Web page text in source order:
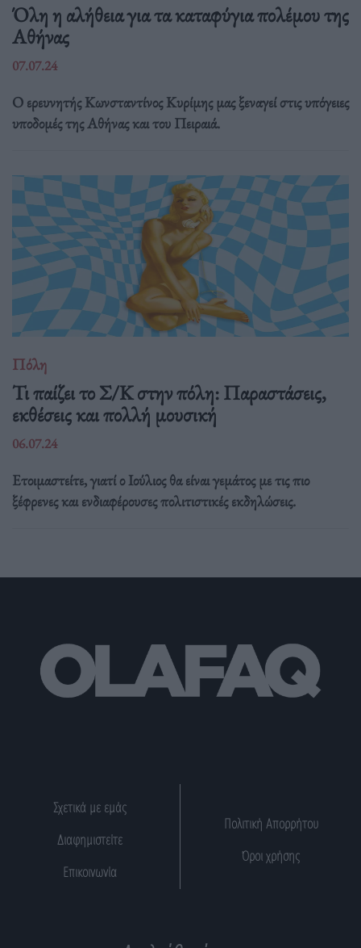
Όλη η αλήθεια για τα καταφύγια πολέμου της
Αθήνας
07.07.24
Ο ερευνητής Κωνσταντίνος Κυρίμης μας ξεναγεί στις υπόγειες
υποδομές της Αθήνας και του Πειραιά.
Πόλη
Τι παίζει το Σ/Κ στην πόλη: Παραστάσεις,
εκθέσεις και πολλή μουσική
06.07.24
Ετοιμαστείτε, γιατί ο Ιούλιος θα είναι γεμάτος με τις πιο
ξέφρενες και ενδιαφέρουσες πολιτιστικές εκδηλώσεις.
Σχετικά με εμάς
Διαφημιστείτε
Επικοινωνία
Πολιτική Απορρήτου
Όροι χρήσης